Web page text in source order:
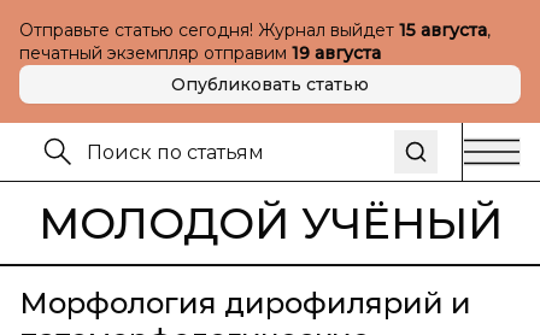
Отправьте статью сегодня! Журнал выйдет 15 августа,
печатный экземпляр отправим 19 августа
Опубликовать статью
МОЛОДОЙ УЧЁНЫЙ
Морфология дирофилярий и